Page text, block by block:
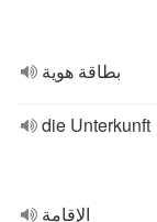
بطاقة هوية
die Unterkunft
الإقامة